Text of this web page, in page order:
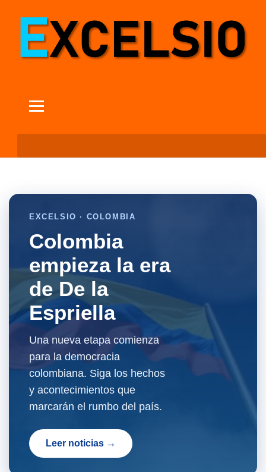
EXCELSIO · COLOMBIA
Colombia
empieza la era
de De la
Espriella
Una nueva etapa comienza
para la democracia
colombiana. Siga los hechos
y acontecimientos que
marcarán el rumbo del país.
Leer noticias →